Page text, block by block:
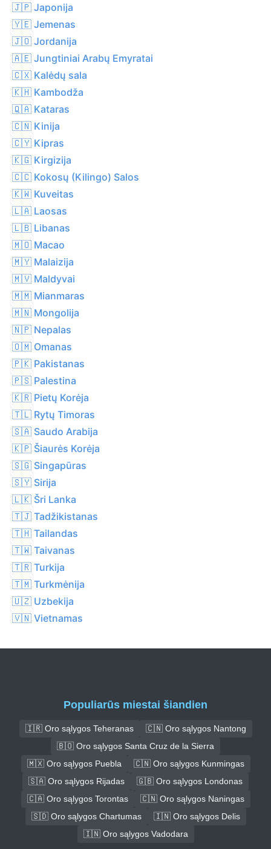
🇯🇵 Japonija
🇾🇪 Jemenas
🇯🇴 Jordanija
🇦🇪 Jungtiniai Arabų Emyratai
🇨🇽 Kalėdų sala
🇰🇭 Kambodža
🇶🇦 Kataras
🇨🇳 Kinija
🇨🇾 Kipras
🇰🇬 Kirgizija
🇨🇨 Kokosų (Kilingo) Salos
🇰🇼 Kuveitas
🇱🇦 Laosas
🇱🇧 Libanas
🇲🇴 Macao
🇲🇾 Malaizija
🇲🇻 Maldyvai
🇲🇲 Mianmaras
🇲🇳 Mongolija
🇳🇵 Nepalas
🇴🇲 Omanas
🇵🇰 Pakistanas
🇵🇸 Palestina
🇰🇷 Pietų Korėja
🇹🇱 Rytų Timoras
🇸🇦 Saudo Arabija
🇰🇵 Šiaurės Korėja
🇸🇬 Singapūras
🇸🇾 Sirija
🇱🇰 Šri Lanka
🇹🇯 Tadžikistanas
🇹🇭 Tailandas
🇹🇼 Taivanas
🇹🇷 Turkija
🇹🇲 Turkmėnija
🇺🇿 Uzbekija
🇻🇳 Vietnamas
Populiarūs miestai šiandien
🇮🇷 Oro sąlygos Teheranas
🇨🇳 Oro sąlygos Nantong
🇧🇴 Oro sąlygos Santa Cruz de la Sierra
🇲🇽 Oro sąlygos Puebla
🇨🇳 Oro sąlygos Kunmingas
🇸🇦 Oro sąlygos Rijadas
🇬🇧 Oro sąlygos Londonas
🇨🇦 Oro sąlygos Torontas
🇨🇳 Oro sąlygos Naningas
🇸🇩 Oro sąlygos Chartumas
🇮🇳 Oro sąlygos Delis
🇮🇳 Oro sąlygos Vadodara